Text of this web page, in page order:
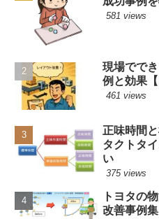
581 views
現場でで
例と効果【
461 views
正味時間
タクトタ
い
375 views
トヨタの
改善事例集